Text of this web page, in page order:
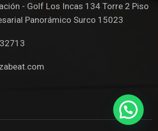
- Golf Los Incas 134 Torre 2 Piso
Panorámico Surco 15023